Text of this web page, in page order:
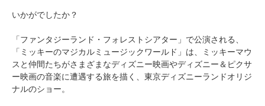
いかがでしたか？
「ファンタジーランド・フォレストシアター」で公演される、
「ミッキーのマジカルミュージックワールド」は、ミッキーマウ
スと仲間たちがさまざまなディズニー映画やディズニー＆ピクサ
ー映画の音楽に遭遇する旅を描く、東京ディズニーランドオリジ
ナルのショー。